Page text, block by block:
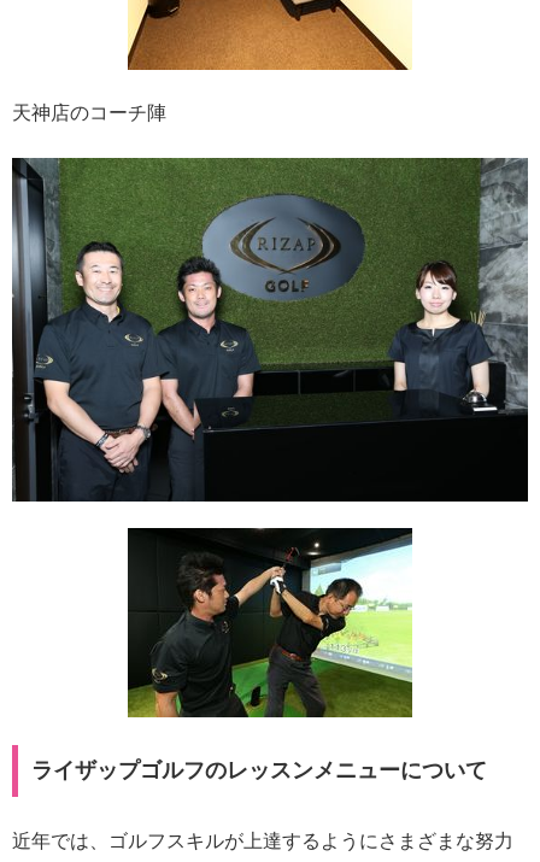
天神店のコーチ陣
ライザップゴルフのレッスンメニューについて
近年では、ゴルフスキルが上達するようにさまざまな努力